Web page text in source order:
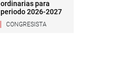
ordinarias para
periodo 2026-2027
CONGRESISTA